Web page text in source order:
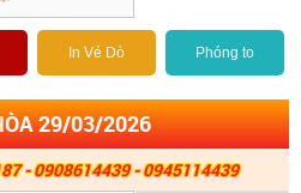
In Vé Dò Phóng to
29/03/2026
- 0908614439 - 0945114439